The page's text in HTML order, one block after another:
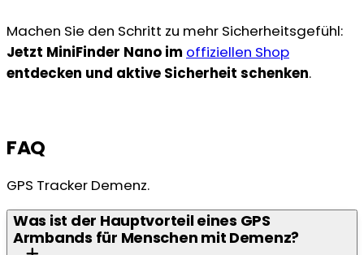
Machen Sie den Schritt zu mehr Sicherheitsgefühl:
Jetzt MiniFinder Nano im offiziellen Shop
entdecken und aktive Sicherheit schenken.
FAQ
GPS Tracker Demenz.
Was ist der Hauptvorteil eines GPS
Armbands für Menschen mit Demenz?